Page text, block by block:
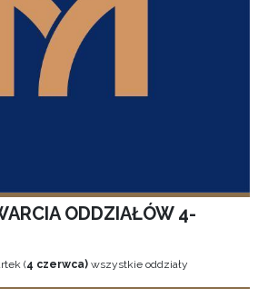
ODDZIAŁÓW 4-
(4 czerwca) wszystkie oddziały